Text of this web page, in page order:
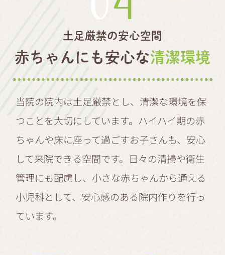
土足厳禁の安心空間
赤ちゃんにも安心な清潔環境
当院の院内は土足厳禁とし、清潔な環境を保
つことを大切にしています。ハイハイ期の赤
ちゃんや床に座って過ごすお子さんも、安心
して来院できる空間です。日々の清掃や衛生
管理にも配慮し、小さな赤ちゃんから通える
小児科として、安心感のある院内作りを行っ
ています。